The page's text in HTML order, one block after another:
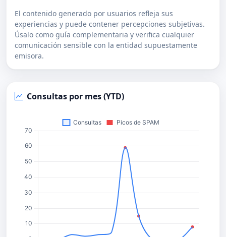
El contenido generado por usuarios refleja sus
experiencias y puede contener percepciones subjetivas.
Úsalo como guía complementaria y verifica cualquier
comunicación sensible con la entidad supuestamente
emisora.
Consultas por mes (YTD)